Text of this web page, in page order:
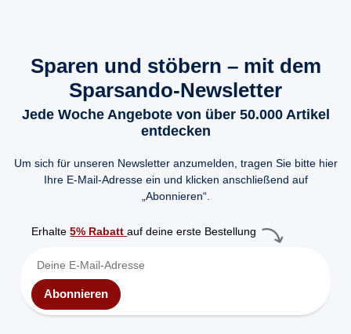
Sparen und stöbern – mit dem
Sparsando-Newsletter
Jede Woche Angebote von über 50.000 Artikel
entdecken
Um sich für unseren Newsletter anzumelden, tragen Sie bitte hier
Ihre E-Mail-Adresse ein und klicken anschließend auf
„Abonnieren“.
Erhalte5% Rabattauf deine erste Bestellung
Abonnieren